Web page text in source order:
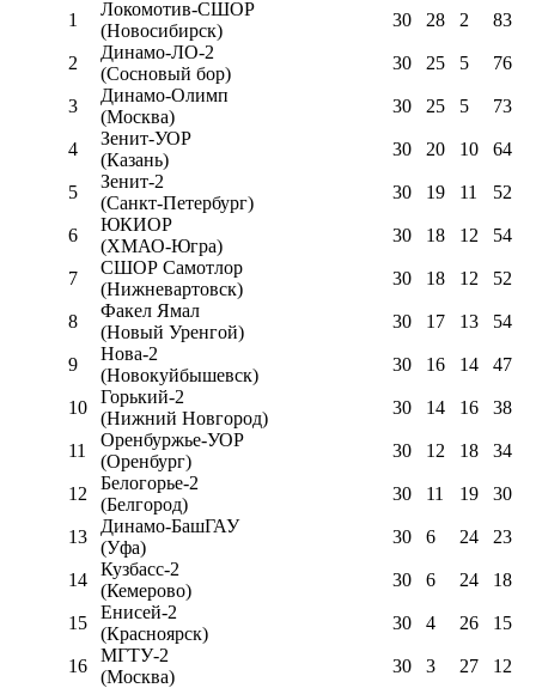
1
Локомотив-CШОР
(Новосибирск)
30 28 2 83
2
Динамо-ЛО-2
(Сосновый бор)
30 25 5 76
3
Динамо-Олимп
(Москва)
30 25 5 73
4
Зенит-УОР
(Казань)
30 20 10 64
5
Зенит-2
(Санкт-Петербург)
30 19 11 52
6
ЮКИОР
(ХМАО-Югра)
30 18 12 54
7
СШОР Самотлор
(Нижневартовск)
30 18 12 52
8
Факел Ямал
(Новый Уренгой)
30 17 13 54
9
Нова-2
(Новокуйбышевск)
30 16 14 47
10
Горький-2
(Нижний Новгород)
30 14 16 38
11
Оренбуржье-УОР
(Оренбург)
30 12 18 34
12
Белогорье-2
(Белгород)
30 11 19 30
13
Динамо-БашГАУ
(Уфа)
30 6 24 23
14
Кузбасс-2
(Кемерово)
30 6 24 18
15
Енисей-2
(Красноярск)
30 4 26 15
16
МГТУ-2
(Москва)
30 3 27 12